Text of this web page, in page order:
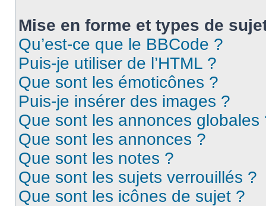
Mise en forme et types de
Qu’est-ce que le BBCode ?
Puis-je utiliser de l’HTML ?
Que sont les émoticônes ?
Puis-je insérer des images ?
Que sont les annonces globales
Que sont les annonces ?
Que sont les notes ?
Que sont les sujets verrouillés ?
Que sont les icônes de sujet ?